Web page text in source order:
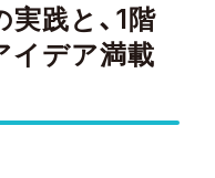
実践と、1階
イデア満載